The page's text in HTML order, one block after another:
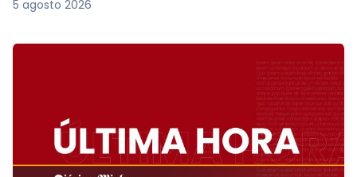
5 agosto 2026